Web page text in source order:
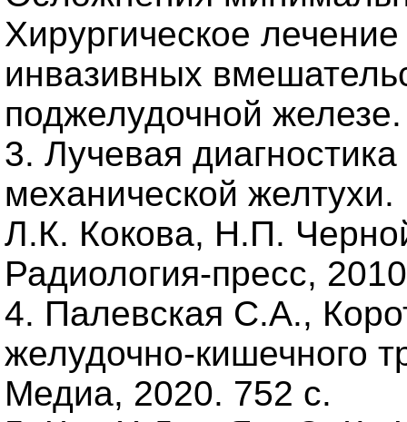
Хирургическое
инвазивных
поджелудочной
3. Лучевая
механической
Л.К. Кокова, Н.П.
Радиология-пресс,
4. Палевская С.А.,
желудочно-кишечного
Медиа, 2020. 752 с.